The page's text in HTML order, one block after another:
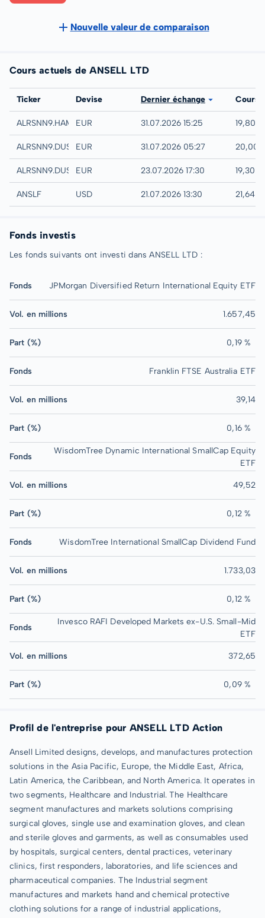
Nouvelle valeur de comparaison
Cours actuels de ANSELL LTD
Bourse
Ticker Devise Dernier échange Cours
Hamburg
ALRSNN9.HAMBEUR 31.07.2026 15:25 19,80
Quotrix
ALRSNN9.DUSDEUR 31.07.2026 05:27 20,00
Düsseldorf
ALRSNN9.DUSB EUR 23.07.2026 17:30 19,30
UTC
ANSLF USD 21.07.2026 13:30 21,64
Fonds investis
Les fonds suivants ont investi dans ANSELL LTD :
Fonds JPMorgan Diversified Return International Equity ETF
Vol. en millions 1.657,45
Part (%) 0,19 %
Fonds Franklin FTSE Australia ETF
Vol. en millions 39,14
Part (%) 0,16 %
Fonds
WisdomTree Dynamic International SmallCap Equity
ETF
Vol. en millions 49,52
Part (%) 0,12 %
Fonds WisdomTree International SmallCap Dividend Fund
Vol. en millions 1.733,03
Part (%) 0,12 %
Fonds
Invesco RAFI Developed Markets ex-U.S. Small-Mid
ETF
Vol. en millions 372,65
Part (%) 0,09 %
Profil de l'entreprise pour ANSELL LTD Action
Ansell Limited designs, develops, and manufactures protection
solutions in the Asia Pacific, Europe, the Middle East, Africa,
Latin America, the Caribbean, and North America. It operates in
two segments, Healthcare and Industrial. The Healthcare
segment manufactures and markets solutions comprising
surgical gloves, single use and examination gloves, and clean
and sterile gloves and garments, as well as consumables used
by hospitals, surgical centers, dental practices, veterinary
clinics, first responders, laboratories, and life sciences and
pharmaceutical companies. The Industrial segment
manufactures and markets hand and chemical protective
clothing solutions for a range of industrial applications,